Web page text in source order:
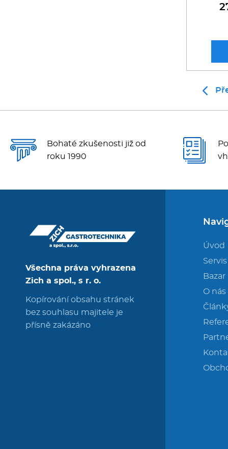
Bohaté zkušenosti již od
roku 1990
Všechna práva vyhrazena
Zich a spol., s r. o.
Kopírování obsahu stránek
bez souhlasu majitele je
přísně zakázáno
Úvod
Servis
Bazar
O nás